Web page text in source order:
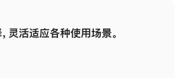
灵活适应各种使用场景。